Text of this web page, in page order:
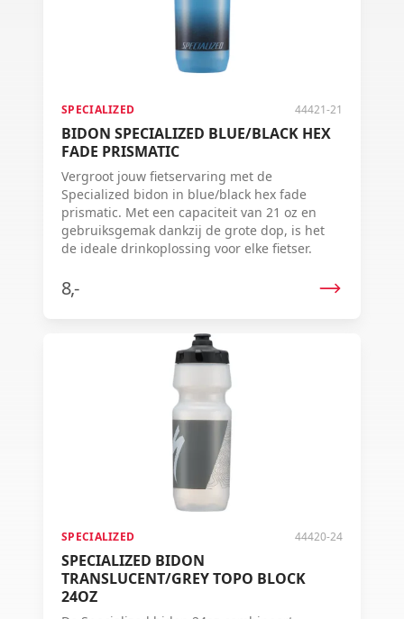
SPECIALIZED 44421-21
BIDON SPECIALIZED BLUE/BLACK HEX
FADE PRISMATIC
Vergroot jouw fietservaring met de
Specialized bidon in blue/black hex fade
prismatic. Met een capaciteit van 21 oz en
gebruiksgemak dankzij de grote dop, is het
de ideale drinkoplossing voor elke fietser.
8,-
SPECIALIZED 44420-24
SPECIALIZED BIDON
TRANSLUCENT/GREY TOPO BLOCK
24OZ